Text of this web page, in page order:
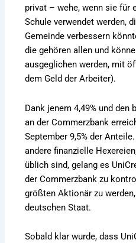
privat – wehe, wenn sie für
Schule verwendet werden,
Gemeinde verbessern
die gehören allen und
ausgeglichen werden, mit
dem Geld der Arbeiter).
Dank jenem 4,49% und
an der Commerzbank
September 9,5% der
andere finanzielle
üblich sind, gelang es
der Commerzbank zu
größten Aktionär zu
deutschen Staat.
Sobald klar wurde, dass